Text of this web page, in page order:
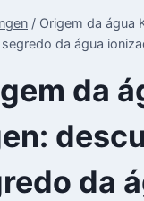
/ Origem da água
da água
da
da